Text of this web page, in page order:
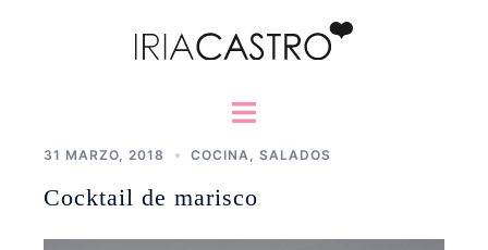
Alternar
31 MARZO, 2018 COCINA SALADOS
Cocktail de marisco